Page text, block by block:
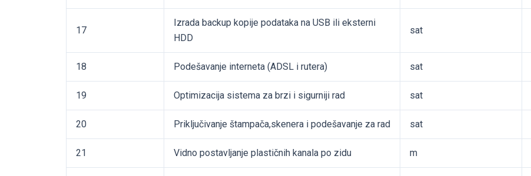
17
Izrada backup kopije podataka na USB ili eksterni
HDD
sat
18 Podešavanje interneta (ADSL i rutera) sat
19 Optimizacija sistema za brzi i sigurniji rad sat
20 Priključivanje štampača,skenera i podešavanje za rad sat
21 Vidno postavljanje plastičnih kanala po zidu m